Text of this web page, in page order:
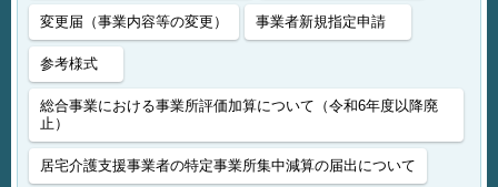
変更届（事業内容等の変更） 事業者新規指定申請
参考様式
総合事業における事業所評価加算について（令和6年度以降廃
止）
居宅介護支援事業者の特定事業所集中減算の届出について